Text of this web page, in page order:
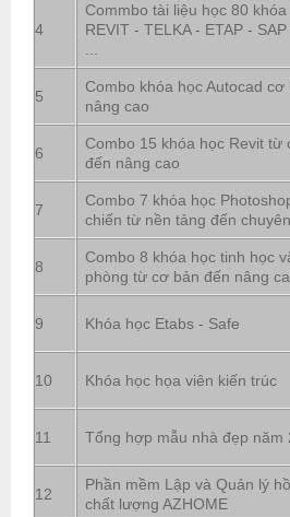
4
Commbo tài liệu học 80 khóa
REVIT - TELKA - ETAP -
...
5
Combo khóa học Autocad cơ
nâng cao
6
Combo 15 khóa học Revit từ
đến nâng cao
7
Combo 7 khóa học
chiến từ nền tảng đến
8
Combo 8 khóa học tinh học
phòng từ cơ bản đến nâng
9 Khóa học Etabs - Safe
10 Khóa học họa viên kiến trúc
11 Tổng hợp mẫu nhà đẹp năm
12
Phần mềm Lập và Quản lý
chất lượng AZHOME